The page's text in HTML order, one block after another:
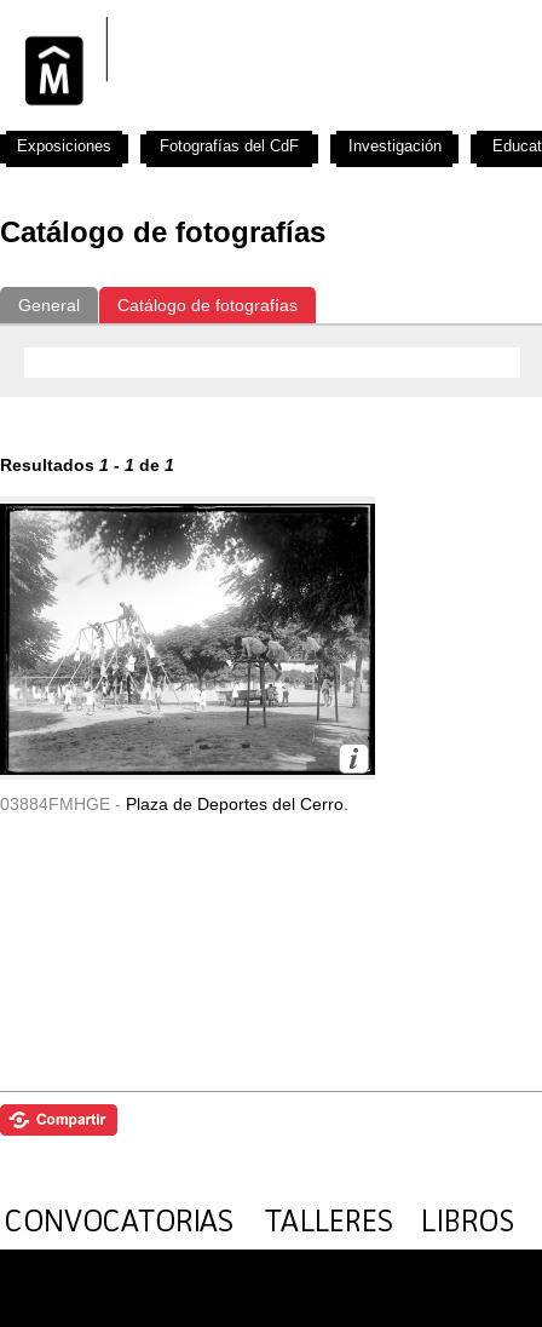
Catálogo de fotografías
General Catálogo de fotografías
Resultados 1 - 1 de 1
03884FMHGE - Plaza de Deportes del Cerro.
Exposiciones Fotografías del CdF Investigación